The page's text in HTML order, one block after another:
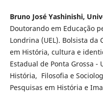
Bruno José Yashinishi,
Doutorando em Educação
Londrina (UEL). Bolsista da
em História, cultura e
Estadual de Ponta Grossa -
História, Filosofia e
Pesquisas em História e